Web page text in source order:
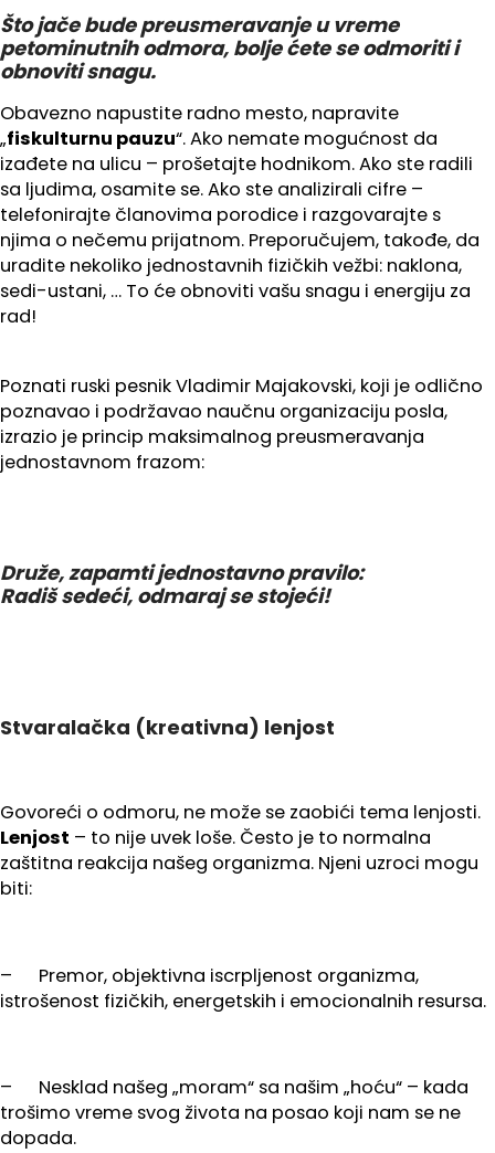
Što jače bude preusmeravanje u vreme
petominutnih odmora, bolje ćete se odmoriti i
obnoviti snagu.
Obavezno napustite radno mesto, napravite
„fiskulturnu pauzu“. Ako nemate mogućnost da
izađete na ulicu – prošetajte hodnikom. Ako ste radili
sa ljudima, osamite se. Ako ste analizirali cifre –
telefonirajte članovima porodice i razgovarajte s
njima o nečemu prijatnom. Preporučujem, takođe, da
uradite nekoliko jednostavnih fizičkih vežbi: naklona,
sedi-ustani, … To će obnoviti vašu snagu i energiju za
rad!
Poznati ruski pesnik Vladimir Majakovski, koji je odlično
poznavao i podržavao naučnu organizaciju posla,
izrazio je princip maksimalnog preusmeravanja
jednostavnom frazom:
Druže, zapamti jednostavno pravilo:
Radiš sedeći, odmaraj se stojeći!
Stvaralačka (kreativna) lenjost
Govoreći o odmoru, ne može se zaobići tema lenjosti.
Lenjost – to nije uvek loše. Često je to normalna
zaštitna reakcija našeg organizma. Njeni uzroci mogu
biti:
– Premor, objektivna iscrpljenost organizma,
istrošenost fizičkih, energetskih i emocionalnih resursa.
– Nesklad našeg „moram“ sa našim „hoću“ – kada
trošimo vreme svog života na posao koji nam se ne
dopada.